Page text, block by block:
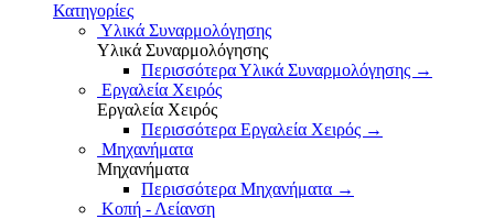
Κατηγορίες
Υλικά Συναρμολόγησης
Υλικά Συναρμολόγησης
Περισσότερα Υλικά Συναρμολόγησης →
Εργαλεία Χειρός
Εργαλεία Χειρός
Περισσότερα Εργαλεία Χειρός →
Μηχανήματα
Μηχανήματα
Περισσότερα Μηχανήματα →
Κοπή - Λείανση